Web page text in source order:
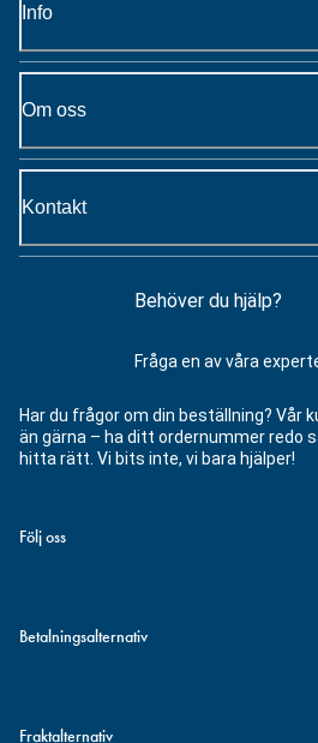
Info
Om oss
Kontakt
Behöver du hjälp?
Fråga en av våra
Har du frågor om din beställning? Vår
än gärna – ha ditt ordernummer redo
hitta rätt. Vi bits inte, vi bara hjälper!
Följ oss
Betalningsalternativ
Fraktalternativ